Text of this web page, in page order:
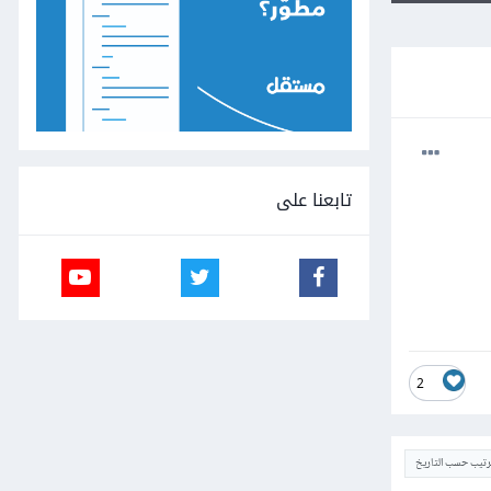
2
حسب التاريخ
تابعنا على